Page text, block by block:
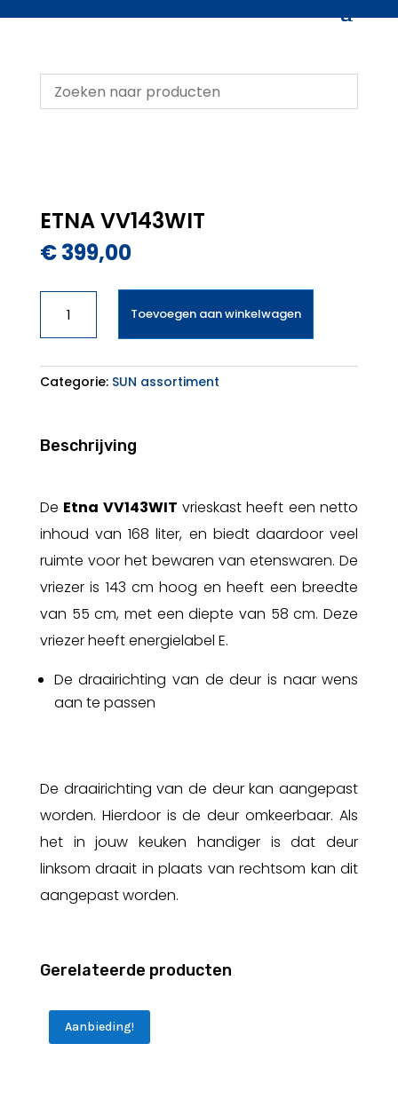
ETNA VV143WIT
€399,00
VV143WIT
aantal
Toevoegen aan winkelwagen
Categorie: SUN assortiment
Beschrijving
De Etna VV143WIT vrieskast heeft een netto
inhoud van 168 liter, en biedt daardoor veel
ruimte voor het bewaren van etenswaren. De
vriezer is 143 cm hoog en heeft een breedte
van 55 cm, met een diepte van 58 cm. Deze
vriezer heeft energielabel E.
De draairichting van de deur is naar wens
aan te passen
De draairichting van de deur kan aangepast
worden. Hierdoor is de deur omkeerbaar. Als
het in jouw keuken handiger is dat deur
linksom draait in plaats van rechtsom kan dit
aangepast worden.
Gerelateerde producten
Aanbieding!